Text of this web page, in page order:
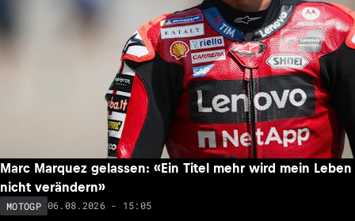
Marc Marquez gelassen: «Ein Titel mehr wird mein Leben
nicht verändern»
MOTOGP 06.08.2026 - 15:05